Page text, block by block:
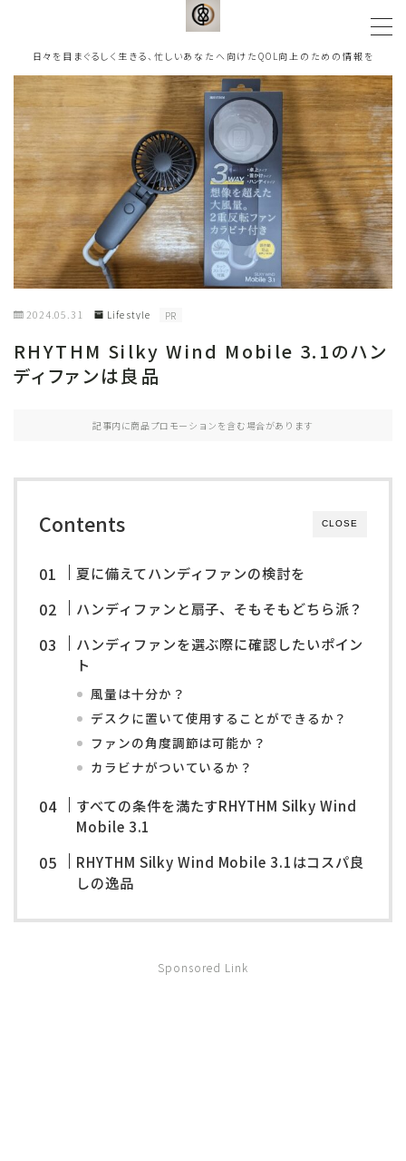
日々を目まぐるしく生きる、忙しいあなたへ向けたQOL向上のための情報を
MENU
Top Page
Home / Interiors ひとつの贅沢を
Life style ワンランク上の生活に
Travel 人生をより豊かに
2024.05.31 Life style PR
RHYTHM Silky Wind Mobile 3.1のハン
ディファンは良品
記事内に商品プロモーションを含む場合があります
CLOSE
Contents
夏に備えてハンディファンの検討を
ハンディファンと扇子、そもそもどちら派？
ハンディファンを選ぶ際に確認したいポイン
ト
風量は十分か？
デスクに置いて使用することができるか？
ファンの角度調節は可能か？
カラビナがついているか？
すべての条件を満たすRHYTHM Silky Wind
Mobile 3.1
RHYTHM Silky Wind Mobile 3.1はコスパ良
しの逸品
Sponsored Link